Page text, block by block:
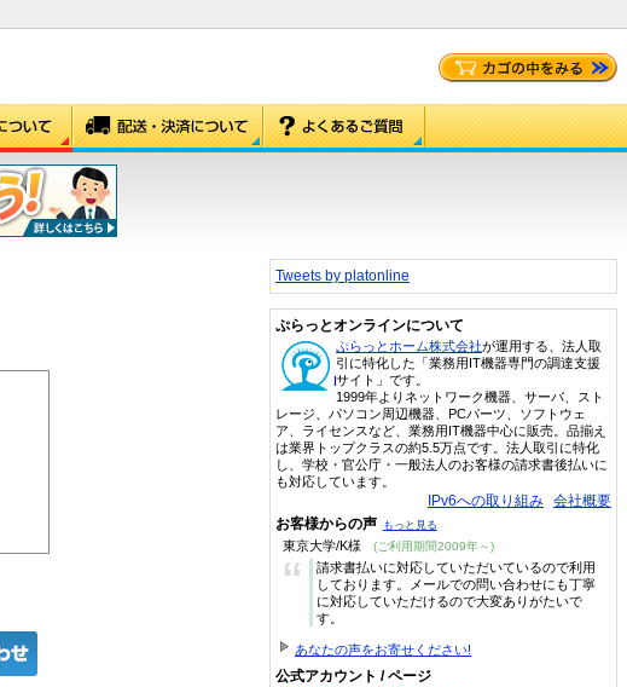
Tweets by platonline
ぷらっとオンラインについて
ぷらっとホーム株式会社が運用する、法人取
引に特化した「業務用IT機器専門の調達支援
サイト」です。
1999年よりネットワーク機器、サーバ、スト
レージ、パソコン周辺機器、PCパーツ、ソフトウェ
ア、ライセンスなど、業務用IT機器中心に販売。品揃え
は業界トップクラスの約5.5万点です。法人取引に特化
し、学校・官公庁・一般法人のお客様の請求書後払いに
も対応しています。
IPv6への取り組み 会社概要
お客様からの声 もっと見る
東京大学/K様 (ご利用期間2009年～)
“
請求書払いに対応していただいているので利用
しております。メールでの問い合わせにも丁寧
に対応していただけるので大変ありがたいで
す。
あなたの声をお寄せください!
公式アカウント / ページ